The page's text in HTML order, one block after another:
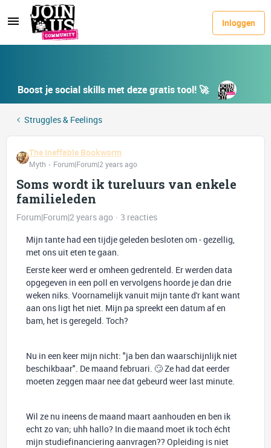
Inloggen
Boost je social skills met deze gratis tool! 🚀
Struggles & Feelings
The Ineffable Bookworm
Myth Forum|Forum|2 years ago
Soms wordt ik tureluurs van enkele
familieleden
Forum|Forum|2 years ago
3 reacties
Mijn tante had een tijdje geleden besloten om - gezellig,
met ons uit eten te gaan.
Eerste keer werd er omheen gedrenteld. Er werden data
opgegeven in een poll en vervolgens hoorde je dan drie
weken niks. Voornamelijk vanuit mijn tante d'r kant want
aan ons ligt het niet. Mijn pa spreekt een datum af en
bam, het is geregeld. Toch?
Nu in een keer mijn nicht: "ja ben dan waarschijnlijk niet
beschikbaar". De maand februari. 🙄 Ze had dat eerder
moeten zeggen maar nee dat gebeurd weer last minute.
Wil ze nu ineens de maand maart aanhouden en ben ik
echt zo van; uhh hallo? In die maand moet ik toch écht
mijn studiefinanciering aanvragen?? Opleiding is niet